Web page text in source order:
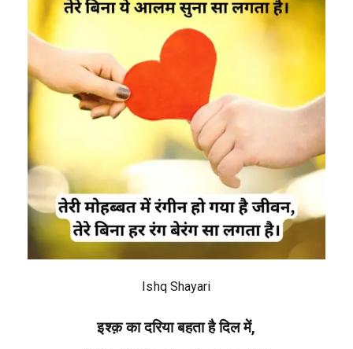
Ishq Shayari
इश्क़ का दरिया बहता है दिल में,